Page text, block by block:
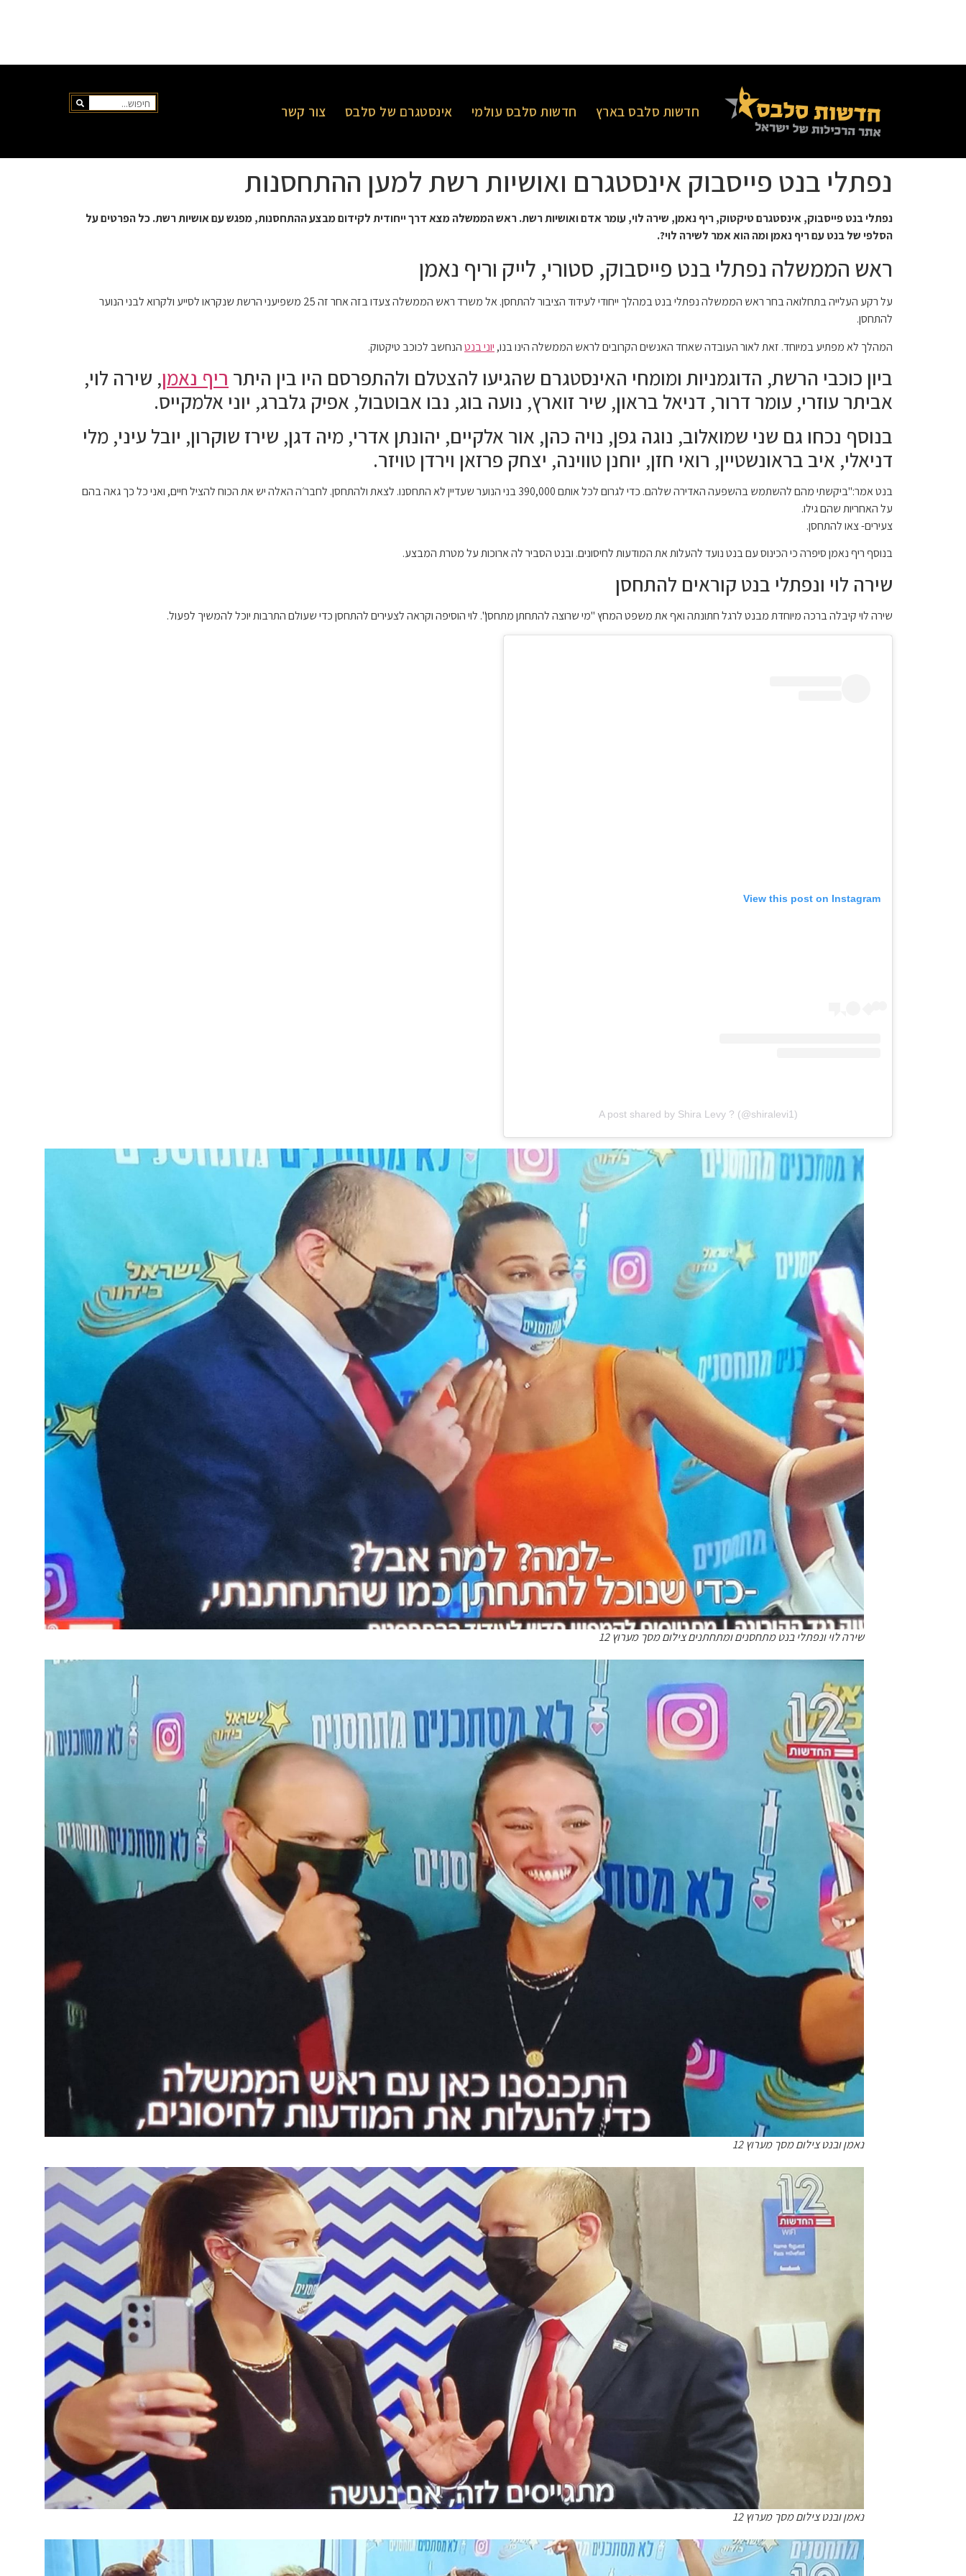
חדשות סלבס בארץ חדשות סלבס עולמי אינסטגרם של סלבס צור קשר
נפתלי בנט פייסבוק אינסטגרם ואושיות רשת למען ההתחסנות
נפתלי בנט פייסבוק, אינסטגרם טיקטוק, ריף נאמן, שירה לוי, עומר אדם ואושיות רשת. ראש הממשלה מצא דרך ייחודית לקידום מבצע ההתחסנות, מפגש עם אושיות רשת. כל הפרטים על
הסלפי של בנט עם ריף נאמן ומה הוא אמר לשירה לוי?.
ראש הממשלה נפתלי בנט פייסבוק, סטורי, לייק וריף נאמן
על רקע העלייה בתחלואה בחר ראש הממשלה נפתלי בנט במהלך ייחודי לעידוד הציבור להתחסן. אל משרד ראש הממשלה צעדו בזה אחר זה 25
משפיעני הרשת שנקראו לסייע ולקרוא לבני הנוער
להתחסן.
המהלך לא מפתיע במיוחד. זאת לאור העובדה שאחד האנשים הקרובים לראש הממשלה הינו בנו, יוני בנטהנחשב לכוכב טיקטוק.
ביון כוכבי הרשת, הדוגמניות ומומחי האינסטגרם שהגיעו להצטלם ולהתפרסם היו בין היתר ריף נאמן, שירה לוי,
אביתר עוזרי, עומר דרור, דניאל בראון, שיר זוארץ, נועה בוג, נבו אבוטבול, אפיק גלברג, יוני אלמקייס.
בנוסף נכחו גם שני שמואלוב, נוגה גפן, נויה כהן, אור אלקיים, יהונתן אדרי, מיה דגן, שירז שוקרון, יובל עיני, מלי
דניאלי, איב בראונשטיין, רואי חזן, יוחנן טווינה, יצחק פרזאן וירדן טויזר.
בנט אמר:"ביקשתי מהם להשתמש בהשפעה האדירה שלהם. כדי לגרום לכל אותם 390,000 בני הנוער שעדיין לא התחסנו. לצאת ולהתחסן. לחבר׳ה האלה יש את הכוח להציל חיים, ואני כל כך גאה בהם
על האחריות שהם גילו.
צעירים- צאו להתחסן.
בנוסף ריף נאמן סיפרה כי הכינוס עם בנט נועד להעלות את המודעות לחיסונים. ובנט הסביר לה ארוכות על מטרת המבצע.
שירה לוי ונפתלי בנט קוראים להתחסן
שירה לוי קיבלה ברכה מיוחדת מבנט לרגל חתונתה ואף את משפט המחץ "מי שרוצה להתחתן מתחסן". לוי הוסיפה וקראה לצעירים להתחסן כדי שעולם התרבות יוכל להמשיך לפעול.
View this post on Instagram
A post shared by Shira Levy ? (@shiralevi1)
שירה לוי ונפתלי בנט מתחסנים ומתחתנים צילום מסך מערוץ 12
נאמן ובנט צילום מסך מערוץ 12
נאמן ובנט צילום מסך מערוץ 12